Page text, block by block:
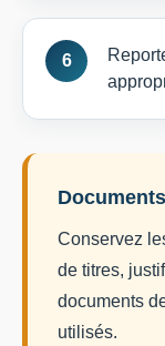
Conservez
de titres,
documents
utilisés.